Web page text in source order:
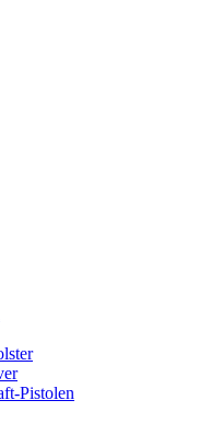
Pistolen